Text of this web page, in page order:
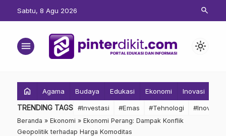
Sabtu, 8 Agu 2026 search
menu light_mode
home Agama Budaya Edukasi Ekonomi Inovasi
TRENDING TAGS #Investasi #Emas #Tehnologi #Inovasi
Beranda » Ekonomi » Ekonomi Perang: Dampak Konflik
Geopolitik terhadap Harga Komoditas